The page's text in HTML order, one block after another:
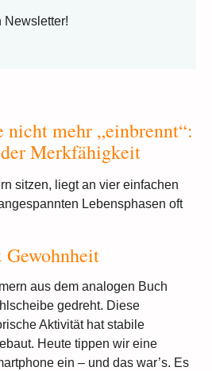
Newsletter!
nicht mehr „einbrennt“:
Merkfähigkeit
sitzen, liegt an vier einfachen
Lebensphasen oft
aus dem analogen Buch
gedreht. Diese
Aktivität hat stabile
Heute tippen wir eine
ein – und das war’s. Es